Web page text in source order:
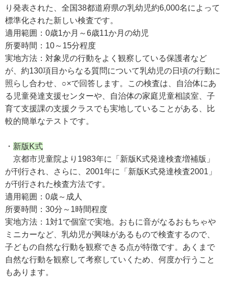
り発表された、全国38都道府県の乳幼児約6,000名によって
標準化された新しい検査です。
適用範囲：0歳1か月～6歳11か月の幼児
所要時間：10～15分程度
実地方法：対象児の行動をよく観察している保護者など
が、約130項目からなる質問について乳幼児の日頃の行動に
照らし合わせ、○×で回答します。この検査は、自治体にあ
る児童発達支援センターや、自治体の家庭児童相談室、子
育て支援課の支援クラスでも実地していることがある、比
較的簡単なテストです。
・ 新版K式
京都市児童院より1983年に「新版K式発達検査増補版」
が刊行され、さらに、2001年に「新版K式発達検査2001」
が刊行された検査方法です。
適用範囲：0歳～成人
所要時間：30分～1時間程度
実地方法：1対1で個室で実地。おもに音がなるおもちゃや
ミニカーなど、乳幼児が興味があるもので検査するので、
子どもの自然な行動を観察できる点が特徴です。あくまで
自然な行動を観察して考察していくため、何度か行うこと
もあります。